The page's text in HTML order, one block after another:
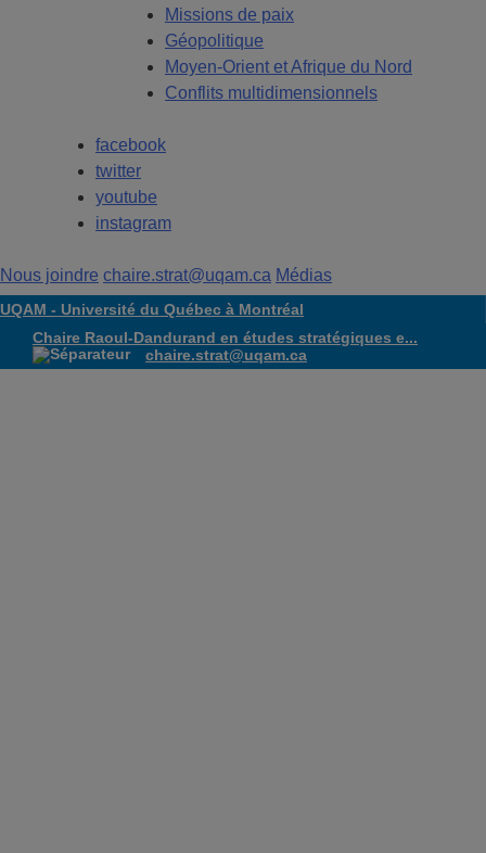
Missions de paix
Géopolitique
Moyen-Orient et Afrique du Nord
Conflits multidimensionnels
facebook
twitter
youtube
instagram
Nous joindre chaire.strat@uqam.ca Médias
UQAM - Université du Québec à Montréal
Chaire Raoul-Dandurand en études stratégiques e...
chaire.strat@uqam.ca